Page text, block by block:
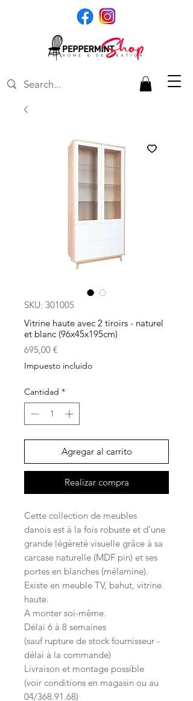
SKU: 301005
Vitrine haute avec 2 tiroirs - naturel
et blanc (96x45x195cm)
695,00 €Precio
Impuesto incluido
Cantidad *
Agregar al carrito
Realizar compra
Cette collection de meubles
danois est à la fois robuste et d’une
grande légèreté visuelle grâce à sa
carcase naturelle (MDF pin) et ses
portes en blanches (mélamine).
Existe en meuble TV, bahut, vitrine
haute.
A monter soi-même.
Délai 6 à 8 semaines
(sauf rupture de stock fournisseur -
délai à la commande)
Livraison et montage possible
(voir conditions en magasin ou au
04/368.91.68)